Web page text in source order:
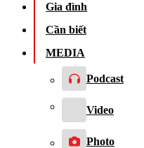
Gia đình
Cần biết
MEDIA
Podcast
Video
Photo